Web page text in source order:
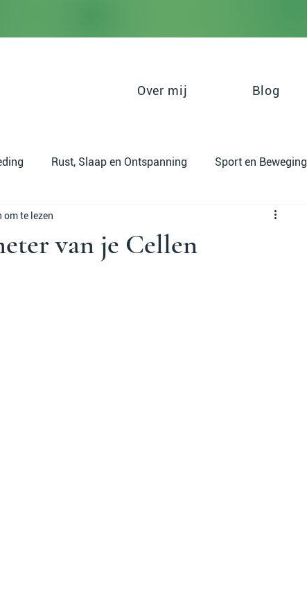
Over mij Blog
Rust, Slaap en Ontspanning Sport en Beweging
van je Cellen
om te lezen